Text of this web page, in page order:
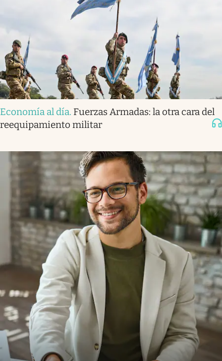
Economía al día. Fuerzas Armadas: la otra cara del
reequipamiento militar